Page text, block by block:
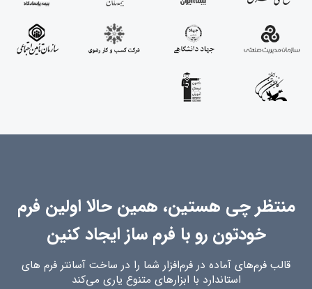
منتظر چی هستین، همین حالا اولین فرم
خودتون رو با فرم ساز ایجاد کنین
قالب فرم‌های آماده در فرم‌افزار شما را در ساخت آسانتر فرم های
استاندارد با ابزارهای متنوع یاری می‌کند